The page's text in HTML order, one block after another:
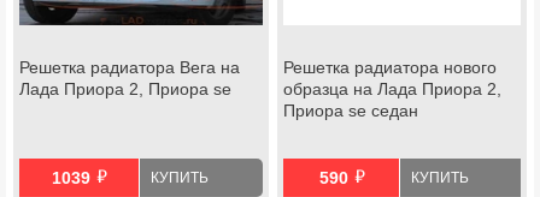
Решетка радиатора Вега на
Лада Приора 2, Приора se
1039 й КУПИТЬ
Решетка радиатора нового
образца на Лада Приора 2,
Приора se седан
590 й КУПИТЬ